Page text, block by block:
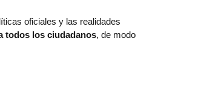
oficiales y las realidades
todos los ciudadanos, de modo